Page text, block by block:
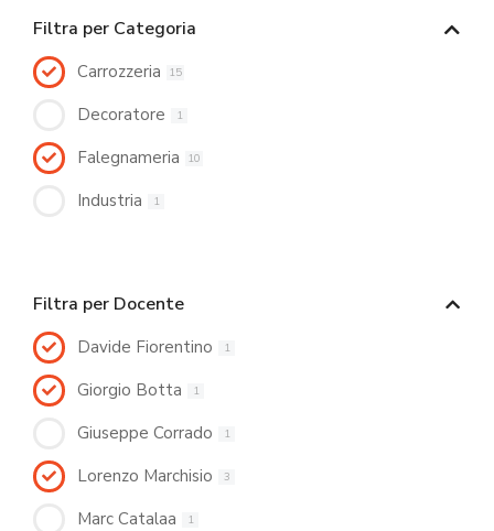
Filtra per Categoria
Carrozzeria 15
Decoratore 1
Falegnameria 10
Industria 1
Filtra per Docente
Davide Fiorentino 1
Giorgio Botta 1
Giuseppe Corrado 1
Lorenzo Marchisio 3
Marc Catalaa 1